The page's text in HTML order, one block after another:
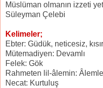
Müslüman olmanın izzeti
Süleyman Çelebi
Kelimeler;
Ebter: Güdük, neticesiz, kısır
Mütemadiyen: Devamlı
Felek: Gök
Rahmeten lil-âlemin:
Necat: Kurtuluş